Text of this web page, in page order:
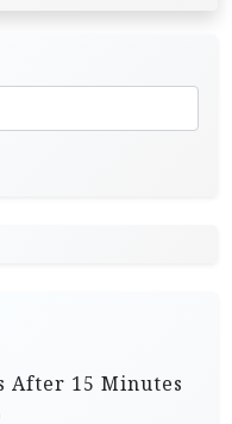
After 15 Minutes